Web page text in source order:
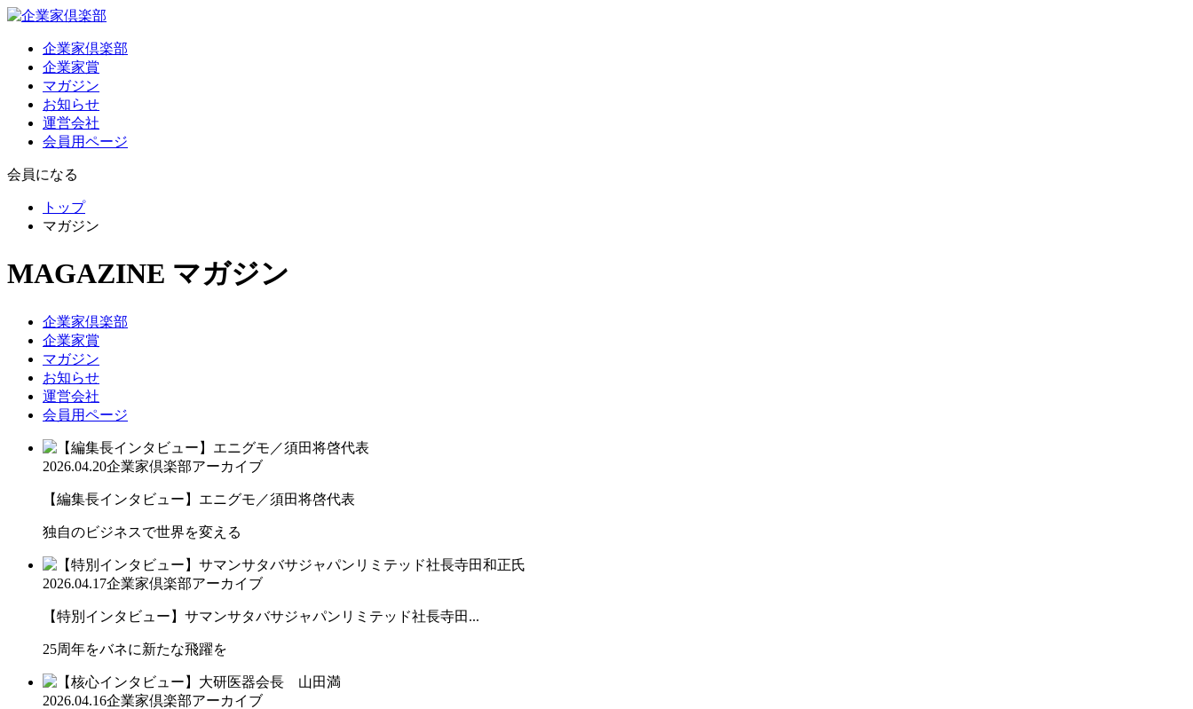
企業家倶楽部
企業家賞
マガジン
お知らせ
運営会社
会員用ページ
会員になる
トップ
マガジン
MAGAZINE マガジン
企業家倶楽部
企業家賞
マガジン
お知らせ
運営会社
会員用ページ
2026.04.20企業家倶楽部アーカイブ
【編集長インタビュー】エニグモ／須田将啓代表
独自のビジネスで世界を変える
2026.04.17企業家倶楽部アーカイブ
【特別インタビュー】サマンサタバサジャパンリミテッド社長寺田...
25周年をバネに新たな飛躍を
2026.04.16企業家倶楽部アーカイブ